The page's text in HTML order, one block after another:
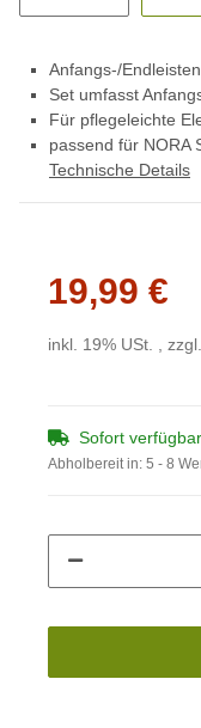
Anfangs-/Endleisten
Set umfasst
Für pflegeleichte
passend für NORA
Technische Details
19,99 €
inkl. 19% USt. , zzgl.
Sofort verfügbar
Abholbereit in: 5 - 8